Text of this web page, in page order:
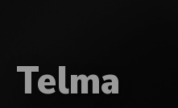
Telma